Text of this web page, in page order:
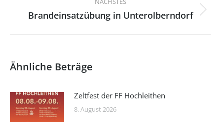
Nächster
Brandeinsatzübung in Unterolberndorf
Ähnliche Beträge
Zeltfest der FF Hochleithen
8. August 2026